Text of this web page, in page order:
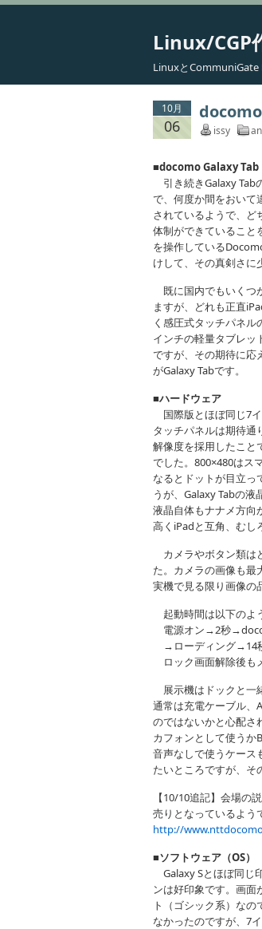
Linux/CGP
LinuxとCommuniGate
10月
06
docomo
issy
■docomo Galaxy Tab
引き続きGalaxy Tab
で、何度か間をおいて
されているようで、ど
体制ができていること
を操作している
けして、その真剣さに
既に国内でもいくつ
ますが、どれも正直
く感圧式タッチパネ
インチの軽量タブレッ
ですが、その期待に応
がGalaxy Tabです。
■ハードウェア
国際版とほぼ同じ7
タッチパネルは期待通
解像度を採用したこと
でした。800×480はス
なるとドットが目立っ
うが、Galaxy Tabの液
液晶自体もナナメ方向
高くiPadと互角、むし
カメラやボタン類は
た。カメラの画像も最
実機で見る限り画像の
起動時間は以下のよ
電源オン→2秒
→ローディング→14
ロック画面解除後も
展示機はドックと一
通常は充電ケーブル、
のではないかと心配さ
カフォンとして使うか
音声なしで使うケース
たいところですが、そ
【10/10追記】会場の
売りとなっているよう
http://
■ソフトウェア（OS）
Galaxy Sとほぼ同じ
ンは好印象です。画面
ト（ゴシック系）な
なかったのですが、7